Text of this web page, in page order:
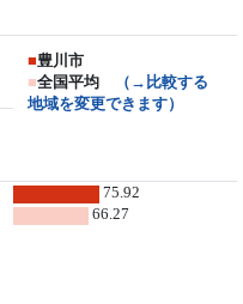
■豊川市
■全国平均
（→比較する
地域を変更できます）
75.92
66.27